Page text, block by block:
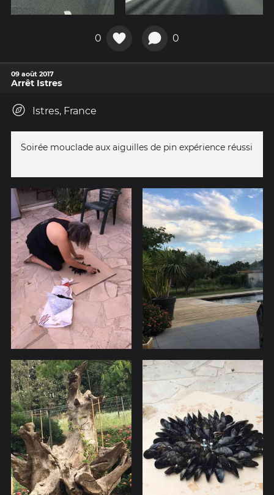
0 0
09 août 2017
Arrêt Istres
Istres, France
Soirée mouclade aux aiguilles de pin expérience réussi